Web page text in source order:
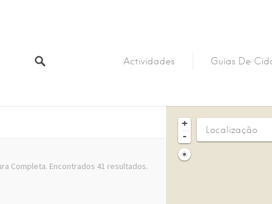
Actividades Guias De
Completa. Encontrados 41 resultados.
+
-